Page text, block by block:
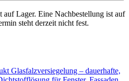
Lager. Eine Nachbestellung ist auf
steht derzeit nicht fest.
Glasfalzversiegelung – dauerhafte,